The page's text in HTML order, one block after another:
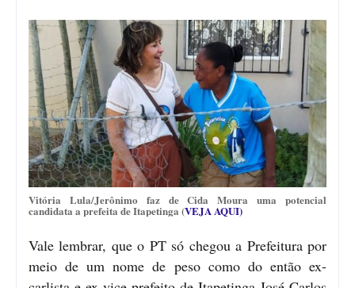
Vitória Lula/Jerônimo faz de Cida Moura uma potencial
candidata a prefeita de Itapetinga (VEJA AQUI)
Vale lembrar, que o PT só chegou a Prefeitura por
meio de um nome de peso como do então ex-